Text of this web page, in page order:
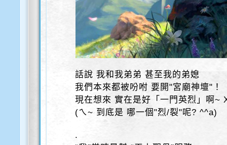
話說 我和我弟弟 甚至我的弟媳
我們本來都被吩咐 要開"宮廟神壇"！
現在想來 實在是好「一門英烈」啊~
(ㄟ~ 到底是 哪一個"烈/裂"呢? ^^a)
.